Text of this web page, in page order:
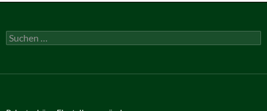
Suchen
nach: